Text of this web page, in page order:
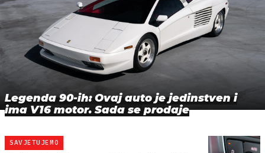
Legenda 90-ih: Ovaj auto je jedinstven i
ima V16 motor. Sada se prodaje
SAVJETUJEMO